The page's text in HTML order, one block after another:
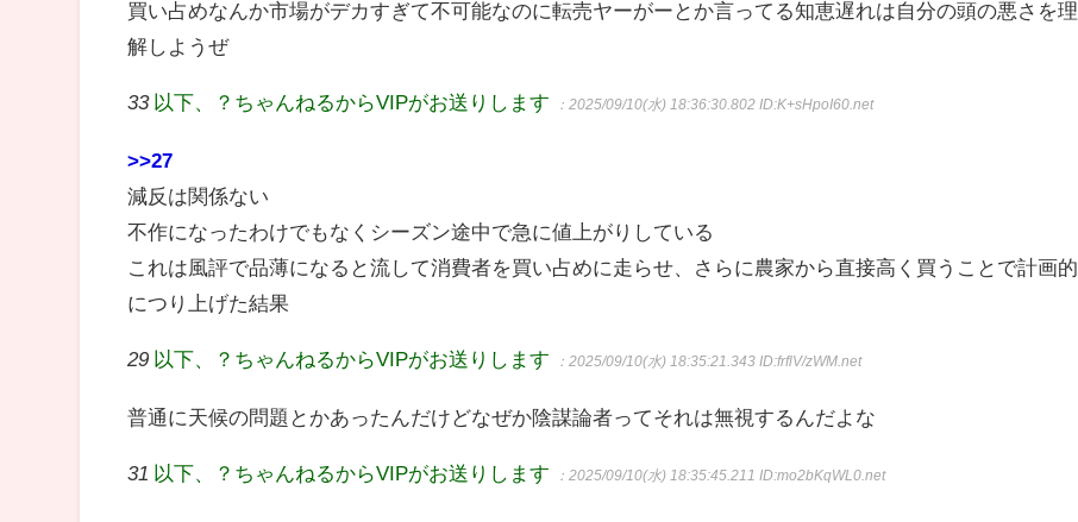
買い占めなんか市場がデカすぎて不可能なのに転売ヤーがーとか言ってる知恵遅れは自分の頭の悪さを理
解しようぜ
33 以下、？ちゃんねるからVIPがお送りします ：2025/09/10(水) 18:36:30.802ID:K+sHpoI60.net
>>27
減反は関係ない
不作になったわけでもなくシーズン途中で急に値上がりしている
これは風評で品薄になると流して消費者を買い占めに走らせ、さらに農家から直接高く買うことで計画的
につり上げた結果
29 以下、？ちゃんねるからVIPがお送りします ：2025/09/10(水) 18:35:21.343ID:frflV/zWM.net
普通に天候の問題とかあったんだけどなぜか陰謀論者ってそれは無視するんだよな
31 以下、？ちゃんねるからVIPがお送りします ：2025/09/10(水) 18:35:45.211ID:mo2bKqWL0.net